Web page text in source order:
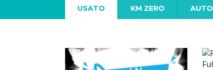
USATO KM ZERO